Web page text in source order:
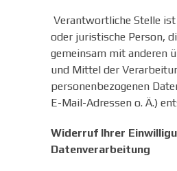
Verantwortliche Stelle
oder juristische Person,
gemeinsam mit anderen
und Mittel der
personenbezogenen
E-Mail-Adressen o. Ä.)
Widerruf Ihrer
Datenverarbeitung